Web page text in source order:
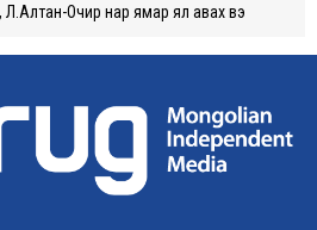
Л.Алтан-Очир нар ямар ял авах вэ